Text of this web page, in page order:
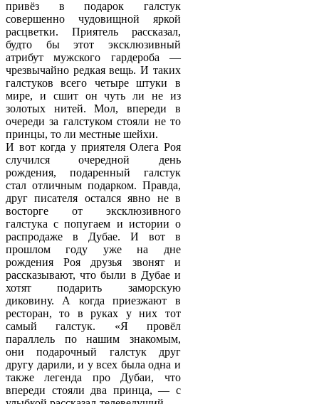
привёз в подарок галстук
совершенно чудовищной яркой
расцветки. Приятель рассказал,
будто бы этот эксклюзивный
атрибут мужского гардероба —
чрезвычайно редкая вещь. И таких
галстуков всего четыре штуки в
мире, и сшит он чуть ли не из
золотых нитей. Мол, впереди в
очереди за галстуком стояли не то
принцы, то ли местные шейхи.
И вот когда у приятеля Олега Роя
случился очередной день
рождения, подаренный галстук
стал отличным подарком. Правда,
друг писателя остался явно не в
восторге от эксклюзивного
галстука с попугаем и истории о
распродаже в Дубае. И вот в
прошлом году уже на дне
рождения Роя друзья звонят и
рассказывают, что были в Дубае и
хотят подарить заморскую
диковину. А когда приезжают в
ресторан, то в руках у них тот
самый галстук. «Я провёл
параллель по нашим знакомым,
они подарочный галстук друг
другу дарили, и у всех была одна и
также легенда про Дубаи, что
впереди стояли два принца, — с